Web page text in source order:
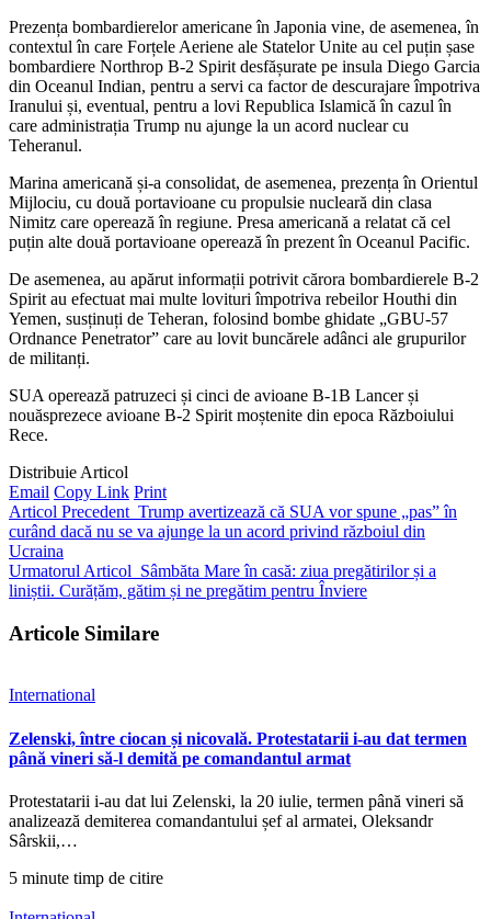
Prezența bombardierelor americane în Japonia vine, de asemenea, în
contextul în care Forțele Aeriene ale Statelor Unite au cel puțin șase
bombardiere Northrop B-2 Spirit desfășurate pe insula Diego Garcia
din Oceanul Indian, pentru a servi ca factor de descurajare împotriva
Iranului și, eventual, pentru a lovi Republica Islamică în cazul în
care administrația Trump nu ajunge la un acord nuclear cu
Teheranul.
Marina americană și-a consolidat, de asemenea, prezența în Orientul
Mijlociu, cu două portavioane cu propulsie nucleară din clasa
Nimitz care operează în regiune. Presa americană a relatat că cel
puțin alte două portavioane operează în prezent în Oceanul Pacific.
De asemenea, au apărut informații potrivit cărora bombardierele B-2
Spirit au efectuat mai multe lovituri împotriva rebeilor Houthi din
Yemen, susținuți de Teheran, folosind bombe ghidate „GBU-57
Ordnance Penetrator” care au lovit buncărele adânci ale grupurilor
de militanți.
SUA operează patruzeci și cinci de avioane B-1B Lancer și
nouăsprezece avioane B-2 Spirit moștenite din epoca Războiului
Rece.
Distribuie Articol
Email Copy Link Print
Articol Precedent Trump avertizează că SUA vor spune „pas” în
curând dacă nu se va ajunge la un acord privind războiul din
Ucraina
Urmatorul Articol Sâmbăta Mare în casă: ziua pregătirilor și a
liniștii. Curățăm, gătim și ne pregătim pentru Înviere
Articole Similare
International
Zelenski, între ciocan și nicovală. Protestatarii i-au dat termen
până vineri să-l demită pe comandantul armat
Protestatarii i-au dat lui Zelenski, la 20 iulie, termen până vineri să
analizează demiterea comandantului șef al armatei, Oleksandr
Sârskii,…
5 minute timp de citire